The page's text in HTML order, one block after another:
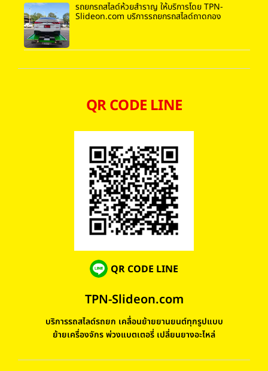
รถยกรถสไลด์ห้วยสำราญ ให้บริการโดย TPN-
Slideon.com บริการรถยกรถสไลด์ถาดกอง
QR CODE LINE
QR CODE LINE
TPN-Slideon.com
บริการรถสไลด์รถยก เคลื่อนย้ายยานยนต์ทุกรูปแบบ
ย้ายเครื่องจักร พ่วงแบตเตอรี่ เปลี่ยนยางอะไหล่